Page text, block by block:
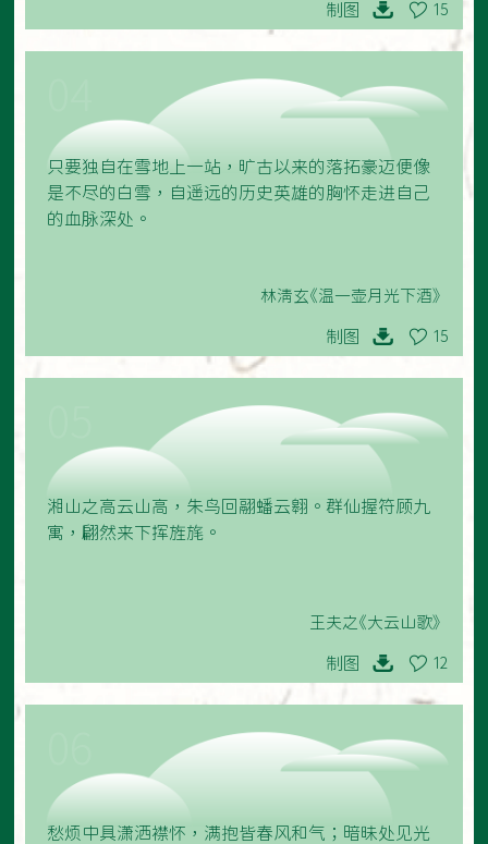
制图 15
只要独自在雪地上一站，旷古以来的落拓豪迈便像
是不尽的白雪，自遥远的历史英雄的胸怀走进自己
的血脉深处。
林清玄《温一壶月光下酒》
制图 15
湘山之高云山高，朱鸟回翮蟠云翱。群仙握符顾九
寓，翩然来下挥旌旄。
王夫之《大云山歌》
制图 12
愁烦中具潇洒襟怀，满抱皆春风和气；暗昧处见光